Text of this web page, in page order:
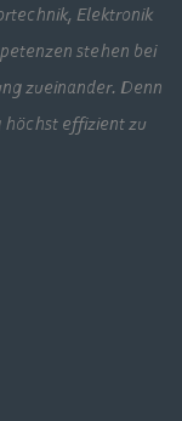
Elektronik
stehen bei
zueinander. Denn
höchst effizient zu